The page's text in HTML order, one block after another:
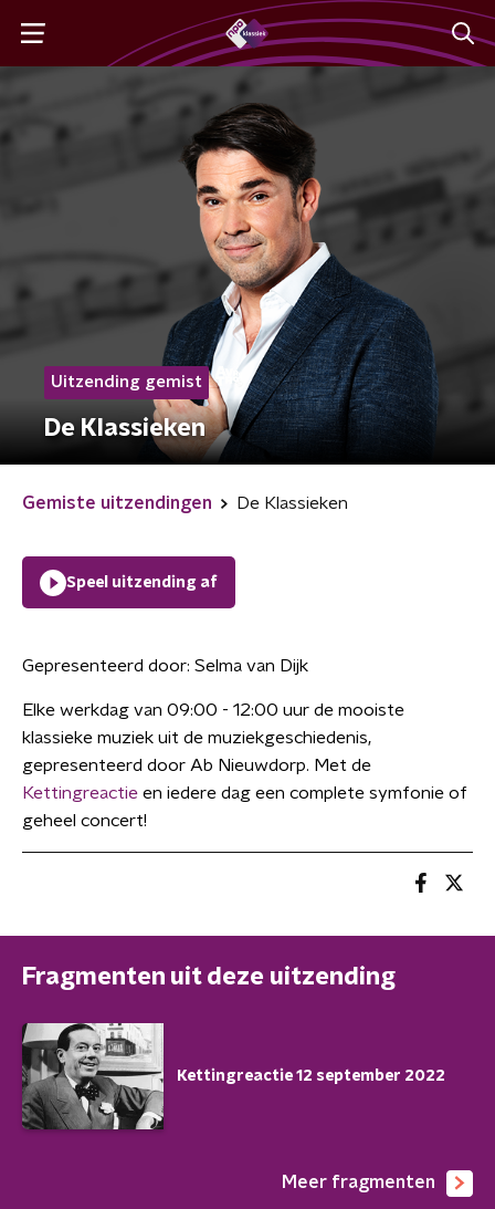
Uitzending gemist
De Klassieken
Gemiste uitzendingen De Klassieken
Speel uitzending af
Gepresenteerd door: Selma van Dijk
Elke werkdag van 09:00 - 12:00 uur de mooiste
klassieke muziek uit de muziekgeschiedenis,
gepresenteerd door Ab Nieuwdorp. Met de
Kettingreactie en iedere dag een complete symfonie of
geheel concert!
Fragmenten uit deze uitzending
Kettingreactie 12 september 2022
Meer fragmenten